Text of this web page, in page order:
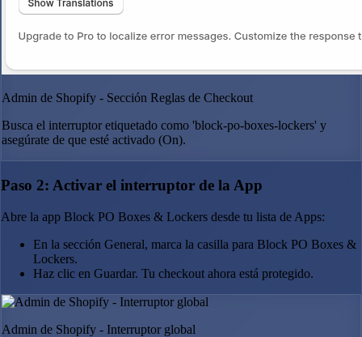
Admin de Shopify - Sección Reglas de Checkout
Busca el interruptor etiquetado como 'block-po-boxes-lockers' y
asegúrate de que esté activado (On).
Paso 2: Activar el interruptor de la App
Abre la app Block PO Boxes & Lockers desde tu lista de Apps:
En la sección General, marca la casilla para Block PO Boxes &
Lockers.
Haz clic en Guardar. Tu checkout ahora está protegido.
Admin de Shopify - Interruptor global